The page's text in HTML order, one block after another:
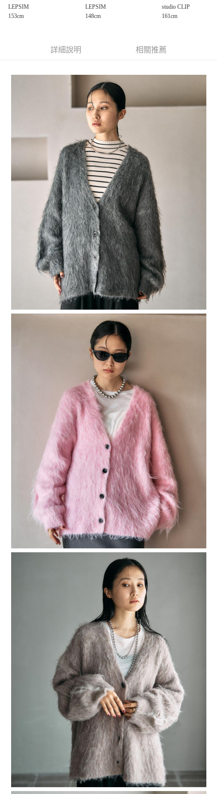
【大哥付你分期使用說明】
1.本服務由台灣大哥大提供，台灣大哥大用戶可立即使用無須另外申請。
2.付款方式選擇「大哥付你分期」，訂單成立後會自動跳轉到大哥付的交易
3.實際核准額度、可分期數及費用金額請依後續交易確認頁面所載為準。
4.訂單成立30分鐘內，如未前往確認交易或遇審核未通過，訂單將自動取
1.分期款項不併入電信帳單，「大哥付你分期」於每月結算日後寄送繳費提
2.透過簡訊連結打開帳單後，可選擇「超商條碼／台灣大直營門市／銀行轉
帳／街口支付／iPASS MONEY」等通路繳費。
1.本服務係由「台灣大哥大股份有限公司」（以下簡稱本公司）所提供，讓
用戶於交易時，得透過本服務購買商品或服務，並由商店將買賣／分期付款
買賣價金債權讓與本公司後，依約使用本公司帳單繳交帳款。
2.基於同意付款使用「大哥付你分期」之契約關係目的，商店將以您的個人
資料（包含姓名、電話或地址）提供予台灣大哥大進項蒐集、處理及利用，
由本公司與您本人進行分期帳單所需資料之確認、核對及更正。
3.完整用戶服務條款，請詳閱以下連結：https://oppay.tw/userRule
AFTEE先享後付
３．安心：先確認商品／服務後，再付款。
【「AFTEE先享後付」結帳流程】
１．於結帳方式選擇「AFTEE先享後付」後，將跳轉至「AFTEE先享後付」
結帳頁面，進行簡訊認證並確認金額後，即可完成結帳。
２．訂單成立數日內，您將收到繳費通知簡訊。
３．收到繳費通知簡訊後14天內，點擊此簡訊中的連結，可透過四大超商／
ATM／網路銀行／等多元方式進行付款，方視為交易完成。
※ 請注意：結帳手續完成當下不需立刻繳費，但若您需要取消訂單，請聯絡
購買商品的店家。未經商家同意取消之訂單仍視為有效，需透過AFTEE先享
後付繳納相關費用。
※ 交易是否成功請以「AFTEE先享後付 」之結帳頁面顯示為準，若有關於
是否繳費成功／繳費後需取消欲退款等相關疑問，請聯繫「AFTEE先享後付
客戶支援中心」https://netprotections.freshdesk.com/support/home
【注意事項】
１．透過由恩沛科技股份有限公司提供之「AFTEE先享後付」服務完成之交
易，需依本服務之必要範圍內提供個人資料，並將交易相關給付款項請求債
權轉讓予恩沛科技股份有限公司。
２．關於個人資料處理事宜，請瀏覽以下網址：
https://aftee.tw/terms/#terms3
３．未成年的使用者請事先徵得法定代理人或監護人之同意方可使用
「AFTEE先享後付」，若未經同意申辦者引起之損失，本公司不負相關責
４．使用「AFTEE先享後付」時，將依據個別帳號之用戶狀況，依本公司即
時審查核予不同之上限額度；若仍有額度不足之情形，本公司將視審查結果
請求用戶進行身份認證。
５．嚴禁一人註冊多個帳號或使用他人資訊註冊。若發現惡意使用之情形，
恩沛科技股份有限公司將有權停止該用戶之使用額度並採取法律行動。
每筆NT$80，滿NT$1,500(含以上)免運費
每筆NT$80，滿NT$1,500(含以上)免運費
每筆NT$80，滿NT$1,500(含以上)免運費
每筆NT$80，滿NT$1,500(含以上)免運費
每筆NT$80，滿NT$1,500(含以上)免運費
LEPSIM
153cm
LEPSIM
148cm
studio CLIP
161cm
詳細說明 相關推薦